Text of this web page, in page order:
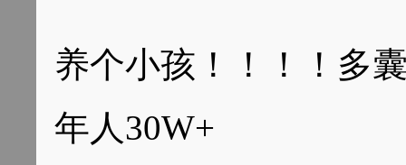
养个小孩！！！！多
年人30W+